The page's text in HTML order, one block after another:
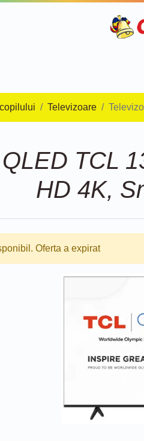
Televizoare
TCL
HD 4K,
Oferta a expirat